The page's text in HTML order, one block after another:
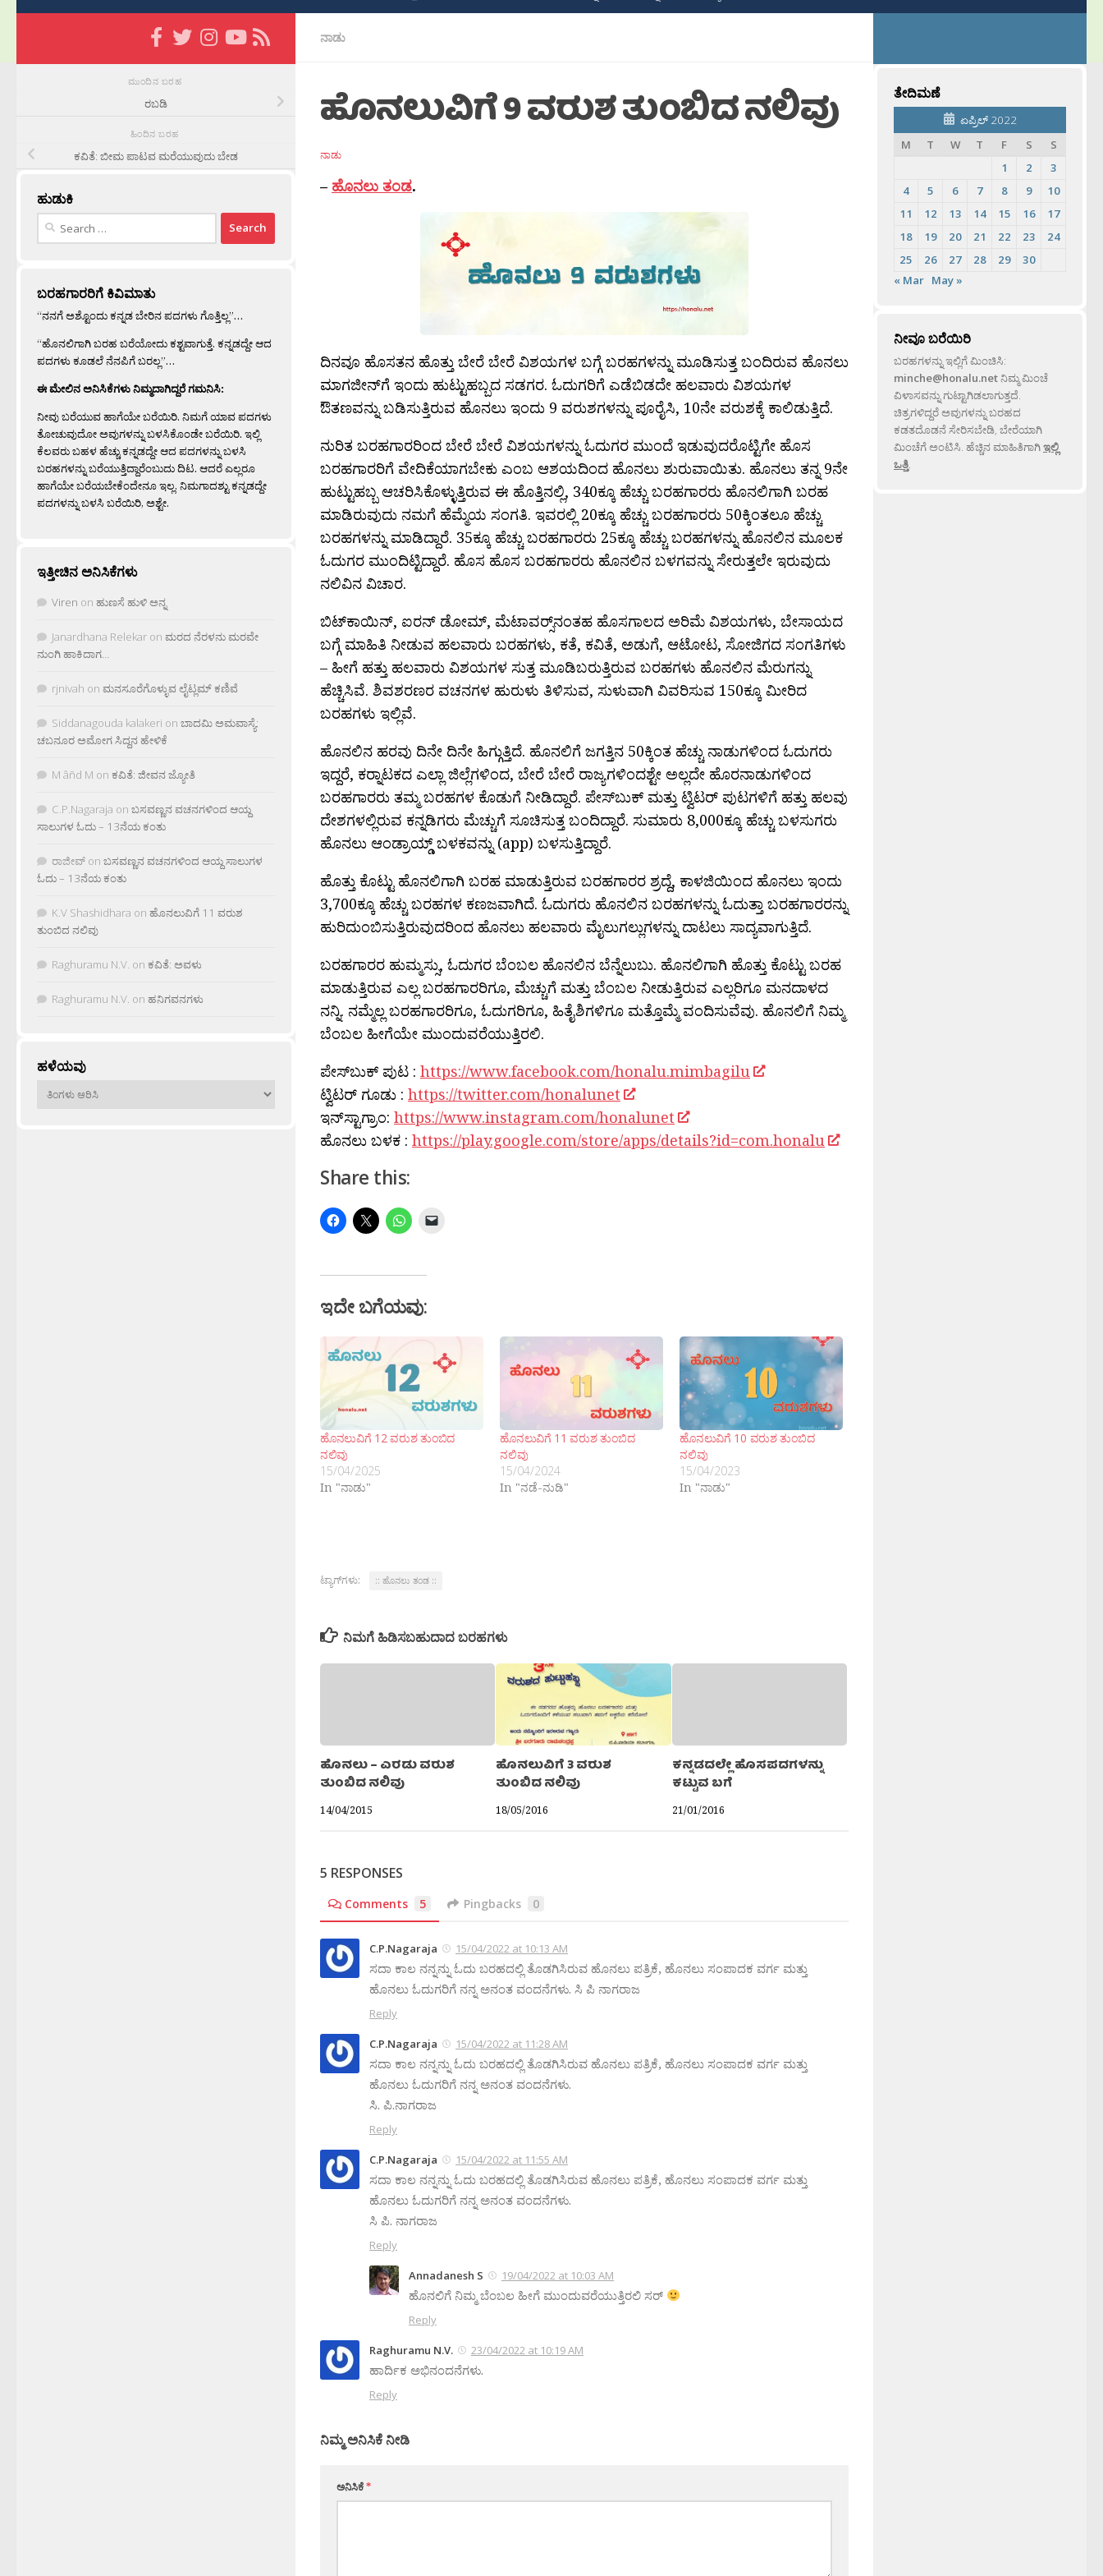
ನಾಡು
ಹೊನಲುವಿಗೆ 9 ವರುಶ ತುಂಬಿದ ನಲಿವು
ನಾಡು
– ಹೊನಲು ತಂಡ.
ದಿನವೂ ಹೊಸತನ ಹೊತ್ತು ಬೇರೆ ಬೇರೆ ವಿಶಯಗಳ ಬಗ್ಗೆ ಬರಹಗಳನ್ನು ಮೂಡಿಸುತ್ತ ಬಂದಿರುವ ಹೊನಲು
ಮಾಗಜೀನ್‌ಗೆ ಇಂದು ಹುಟ್ಟುಹಬ್ಬದ ಸಡಗರ. ಓದುಗರಿಗೆ ಎಡೆಬಿಡದೇ ಹಲವಾರು ವಿಶಯಗಳ
ಔತಣವನ್ನು ಬಡಿಸುತ್ತಿರುವ ಹೊನಲು ಇಂದು 9 ವರುಶಗಳನ್ನು ಪೂರೈಸಿ, 10ನೇ ವರುಶಕ್ಕೆ ಕಾಲಿಡುತ್ತಿದೆ.
ನುರಿತ ಬರಹಗಾರರಿಂದ ಬೇರೆ ಬೇರೆ ವಿಶಯಗಳನ್ನು ಓದುಗರ ಮುಂದೆ ಇಡುವುದರೊಟ್ಟಿಗೇ ಹೊಸ
ಬರಹಗಾರರಿಗೆ ವೇದಿಕೆಯಾಗಬೇಕು ಎಂಬ ಆಶಯದಿಂದ ಹೊನಲು ಶುರುವಾಯಿತು. ಹೊನಲು ತನ್ನ 9ನೇ
ಹುಟ್ಟುಹಬ್ಬ ಆಚರಿಸಿಕೊಳ್ಳುತ್ತಿರುವ ಈ ಹೊತ್ತಿನಲ್ಲಿ, 340ಕ್ಕೂ ಹೆಚ್ಚು ಬರಹಗಾರರು ಹೊನಲಿಗಾಗಿ ಬರಹ
ಮಾಡಿರುವುದು ನಮಗೆ ಹೆಮ್ಮೆಯ ಸಂಗತಿ. ಇವರಲ್ಲಿ 20ಕ್ಕೂ ಹೆಚ್ಚು ಬರಹಗಾರರು 50ಕ್ಕಿಂತಲೂ ಹೆಚ್ಚು
ಬರಹಗಳನ್ನು ಮಾಡಿದ್ದಾರೆ. 35ಕ್ಕೂ ಹೆಚ್ಚು ಬರಹಗಾರರು 25ಕ್ಕೂ ಹೆಚ್ಚು ಬರಹಗಳನ್ನು ಹೊನಲಿನ ಮೂಲಕ
ಓದುಗರ ಮುಂದಿಟ್ಟಿದ್ದಾರೆ. ಹೊಸ ಹೊಸ ಬರಹಗಾರರು ಹೊನಲಿನ ಬಳಗವನ್ನು ಸೇರುತ್ತಲೇ ಇರುವುದು
ನಲಿವಿನ ವಿಚಾರ.
ಬಿಟ್‌ಕಾಯಿನ್‌, ಐರನ್ ಡೋಮ್, ಮೆಟಾವರ್‍ಸ್‌ನಂತಹ ಹೊಸಗಾಲದ ಅರಿಮೆ ವಿಶಯಗಳು, ಬೇಸಾಯದ
ಬಗ್ಗೆ ಮಾಹಿತಿ ನೀಡುವ ಹಲವಾರು ಬರಹಗಳು, ಕತೆ, ಕವಿತೆ, ಅಡುಗೆ, ಆಟೋಟ, ಸೋಜಿಗದ ಸಂಗತಿಗಳು
– ಹೀಗೆ ಹತ್ತು ಹಲವಾರು ವಿಶಯಗಳ ಸುತ್ತ ಮೂಡಿಬರುತ್ತಿರುವ ಬರಹಗಳು ಹೊನಲಿನ ಮೆರುಗನ್ನು
ಹೆಚ್ಚಿಸಿವೆ. ಶಿವಶರಣರ ವಚನಗಳ ಹುರುಳು ತಿಳಿಸುವ, ಸುಳುವಾಗಿ ವಿವರಿಸುವ 150ಕ್ಕೂ ಮೀರಿದ
ಬರಹಗಳು ಇಲ್ಲಿವೆ.
ಹೊನಲಿನ ಹರವು ದಿನೇ ದಿನೇ ಹಿಗ್ಗುತ್ತಿದೆ. ಹೊನಲಿಗೆ ಜಗತ್ತಿನ 50ಕ್ಕಿಂತ ಹೆಚ್ಚು ನಾಡುಗಳಿಂದ ಓದುಗರು
ಇದ್ದರೆ, ಕರ್‍ನಾಟಕದ ಎಲ್ಲಾ ಜಿಲ್ಲೆಗಳಿಂದ, ಬೇರೆ ಬೇರೆ ರಾಜ್ಯಗಳಿಂದಶ್ಟೇ ಅಲ್ಲದೇ ಹೊರನಾಡುಗಳಿಂದ
ಬರಹಗಾರರು ತಮ್ಮ ಬರಹಗಳ ಕೊಡುಗೆ ನೀಡಿದ್ದಾರೆ. ಪೇಸ್‌ಬುಕ್ ಮತ್ತು ಟ್ವಿಟರ್‌ ಪುಟಗಳಿಗೆ ಹತ್ತು ಹಲವು
ದೇಶಗಳಲ್ಲಿರುವ ಕನ್ನಡಿಗರು ಮೆಚ್ಚುಗೆ ಸೂಚಿಸುತ್ತ ಬಂದಿದ್ದಾರೆ. ಸುಮಾರು 8,000ಕ್ಕೂ ಹೆಚ್ಚು ಬಳಸುಗರು
ಹೊನಲು ಆಂಡ್ರಾಯ್ಡ್ ಬಳಕವನ್ನು (app) ಬಳಸುತ್ತಿದ್ದಾರೆ.
ಹೊತ್ತು ಕೊಟ್ಟು ಹೊನಲಿಗಾಗಿ ಬರಹ ಮಾಡುತ್ತಿರುವ ಬರಹಗಾರರ ಶ್ರದ್ದೆ, ಕಾಳಜಿಯಿಂದ ಹೊನಲು ಇಂದು
3,700ಕ್ಕೂ ಹೆಚ್ಚು ಬರಹಗಳ ಕಣಜವಾಗಿದೆ. ಓದುಗರು ಹೊನಲಿನ ಬರಹಗಳನ್ನು ಓದುತ್ತಾ ಬರಹಗಾರರನ್ನು
ಹುರಿದುಂಬಿಸುತ್ತಿರುವುದರಿಂದ ಹೊನಲು ಹಲವಾರು ಮೈಲುಗಲ್ಲುಗಳನ್ನು ದಾಟಲು ಸಾದ್ಯವಾಗುತ್ತಿದೆ.
ಬರಹಗಾರರ ಹುಮ್ಮಸ್ಸು, ಓದುಗರ ಬೆಂಬಲ ಹೊನಲಿನ ಬೆನ್ನೆಲುಬು. ಹೊನಲಿಗಾಗಿ ಹೊತ್ತು ಕೊಟ್ಟು ಬರಹ
ಮಾಡುತ್ತಿರುವ ಎಲ್ಲ ಬರಹಗಾರರಿಗೂ, ಮೆಚ್ಚುಗೆ ಮತ್ತು ಬೆಂಬಲ ನೀಡುತ್ತಿರುವ ಎಲ್ಲರಿಗೂ ಮನದಾಳದ
ನನ್ನಿ. ನಮ್ಮೆಲ್ಲ ಬರಹಗಾರರಿಗೂ, ಓದುಗರಿಗೂ, ಹಿತೈಶಿಗಳಿಗೂ ಮತ್ತೊಮ್ಮೆ ವಂದಿಸುವೆವು. ಹೊನಲಿಗೆ ನಿಮ್ಮ
ಬೆಂಬಲ ಹೀಗೆಯೇ ಮುಂದುವರೆಯುತ್ತಿರಲಿ.
ಪೇಸ್‌ಬುಕ್‌ ಪುಟ : https://www.facebook.com/honalu.mimbagilu
ಟ್ವಿಟರ್ ಗೂಡು : https://twitter.com/honalunet
ಇನ್‌ಸ್ಟಾಗ್ರಾಂ: https://www.instagram.com/honalunet
ಹೊನಲು ಬಳಕ : https://play.google.com/store/apps/details?id=com.honalu
Share this:
ಇದೇ ಬಗೆಯವು:
ಹೊನಲುವಿಗೆ 12 ವರುಶ ತುಂಬಿದ
ನಲಿವು
15/04/2025
In "ನಾಡು"
ಹೊನಲುವಿಗೆ 11 ವರುಶ ತುಂಬಿದ
ನಲಿವು
15/04/2024
In "ನಡೆ-ನುಡಿ"
ಹೊನಲುವಿಗೆ 10 ವರುಶ ತುಂಬಿದ
ನಲಿವು
15/04/2023
In "ನಾಡು"
ಟ್ಯಾಗ್‌ಗಳು: :: ಹೊನಲು ತಂಡ ::
ನಿಮಗೆ ಹಿಡಿಸಬಹುದಾದ ಬರಹಗಳು
ಹೊನಲು – ಎರಡು ವರುಶ
ತುಂಬಿದ ನಲಿವು
14/04/2015
ಹೊನಲುವಿಗೆ 3 ವರುಶ
ತುಂಬಿದ ನಲಿವು
18/05/2016
ಕನ್ನಡದಲ್ಲೇ ಹೊಸಪದಗಳನ್ನು
ಕಟ್ಟುವ ಬಗೆ
21/01/2016
5 RESPONSES
Comments 5 Pingbacks 0
C.P.Nagaraja 15/04/2022 at 10:13 AM
ಸದಾ ಕಾಲ ನನ್ನನ್ನು ಓದು ಬರಹದಲ್ಲಿ ತೊಡಗಿಸಿರುವ ಹೊನಲು ಪತ್ರಿಕೆ, ಹೊನಲು ಸಂಪಾದಕ ವರ್ಗ ಮತ್ತು
ಹೊನಲು ಓದುಗರಿಗೆ ನನ್ನ ಅನಂತ ವಂದನೆಗಳು. ಸಿ ಪಿ ನಾಗರಾಜ
Reply
C.P.Nagaraja 15/04/2022 at 11:28 AM
ಸದಾ ಕಾಲ ನನ್ನನ್ನು ಓದು ಬರಹದಲ್ಲಿ ತೊಡಗಿಸಿರುವ ಹೊನಲು ಪತ್ರಿಕೆ, ಹೊನಲು ಸಂಪಾದಕ ವರ್ಗ ಮತ್ತು
ಹೊನಲು ಓದುಗರಿಗೆ ನನ್ನ ಅನಂತ ವಂದನೆಗಳು.
ಸಿ. ಪಿ.ನಾಗರಾಜ
Reply
C.P.Nagaraja 15/04/2022 at 11:55 AM
ಸದಾ ಕಾಲ ನನ್ನನ್ನು ಓದು ಬರಹದಲ್ಲಿ ತೊಡಗಿಸಿರುವ ಹೊನಲು ಪತ್ರಿಕೆ, ಹೊನಲು ಸಂಪಾದಕ ವರ್ಗ ಮತ್ತು
ಹೊನಲು ಓದುಗರಿಗೆ ನನ್ನ ಅನಂತ ವಂದನೆಗಳು.
ಸಿ ಪಿ. ನಾಗರಾಜ
Reply
Annadanesh S 19/04/2022 at 10:03 AM
ಹೊನಲಿಗೆ ನಿಮ್ಮ ಬೆಂಬಲ ಹೀಗೆ ಮುಂದುವರೆಯುತ್ತಿರಲಿ ಸರ್
Reply
Raghuramu N.V. 23/04/2022 at 10:19 AM
ಹಾರ್ದಿಕ ಅಭಿನಂದನೆಗಳು.
Reply
ನಿಮ್ಮ ಅನಿಸಿಕೆ ನೀಡಿ
ಅನಿಸಿಕೆ*
ಮುಂದಿನ ಬರಹ
ರಬಡಿ
ಹಿಂದಿನ ಬರಹ
ಕವಿತೆ: ಬೀಮ ಪಾಟವ ಮರೆಯುವುದು ಬೇಡ
ಹುಡುಕಿ
Search
ಬರಹಗಾರರಿಗೆ ಕಿವಿಮಾತು
“ನನಗೆ ಅಶ್ಟೊಂದು ಕನ್ನಡ ಬೇರಿನ ಪದಗಳು ಗೊತ್ತಿಲ್ಲ”…
“ಹೊನಲಿಗಾಗಿ ಬರಹ ಬರೆಯೋದು ಕಶ್ಟವಾಗುತ್ತೆ. ಕನ್ನಡದ್ದೇ ಆದ
ಪದಗಳು ಕೂಡಲೆ ನೆನಪಿಗೆ ಬರಲ್ಲ”…
ಈ ಮೇಲಿನ ಅನಿಸಿಕೆಗಳು ನಿಮ್ಮದಾಗಿದ್ದರೆ ಗಮನಿಸಿ:
ನೀವು ಬರೆಯುವ ಹಾಗೆಯೇ ಬರೆಯಿರಿ. ನಿಮಗೆ ಯಾವ ಪದಗಳು
ತೋಚುವುದೋ ಅವುಗಳನ್ನು ಬಳಸಿಕೊಂಡೇ ಬರೆಯಿರಿ. ಇಲ್ಲಿ
ಕೆಲವರು ಬಹಳ ಹೆಚ್ಚು ಕನ್ನಡದ್ದೇ ಆದ ಪದಗಳನ್ನು ಬಳಸಿ
ಬರಹಗಳನ್ನು ಬರೆಯುತ್ತಿದ್ದಾರೆಂಬುದು ದಿಟ. ಆದರೆ ಎಲ್ಲರೂ
ಹಾಗೆಯೇ ಬರೆಯಬೇಕೆಂದೇನೂ ಇಲ್ಲ. ನಿಮಗಾದಶ್ಟು ಕನ್ನಡದ್ದೇ
ಪದಗಳನ್ನು ಬಳಸಿ ಬರೆಯಿರಿ, ಅಶ್ಟೇ.
ಇತ್ತೀಚಿನ ಅನಿಸಿಕೆಗಳು
Viren on ಹುಣಸೆ ಹುಳಿ ಅನ್ನ
Janardhana Relekar on ಮರದ ನೆರಳನು ಮರವೇ
ನುಂಗಿ ಹಾಕಿದಾಗ…
rjnivah on ಮನಸೂರೆಗೊಳ್ಳುವ ಲೈಟ್ಲಮ್ ಕಣಿವೆ
Siddanagouda kalakeri on ಬಾದಮಿ ಅಮವಾಸ್ಯೆ:
ಚಬನೂರ ಅಮೋಗ ಸಿದ್ದನ ಹೇಳಿಕೆ
M âñd M on ಕವಿತೆ: ಜೀವನ ಜ್ಯೋತಿ
C.P.Nagaraja on ಬಸವಣ್ಣನ ವಚನಗಳಿಂದ ಆಯ್ದ
ಸಾಲುಗಳ ಓದು – 13ನೆಯ ಕಂತು
ರಾಜೀವ್ on ಬಸವಣ್ಣನ ವಚನಗಳಿಂದ ಆಯ್ದ ಸಾಲುಗಳ
ಓದು – 13ನೆಯ ಕಂತು
K.V Shashidhara on ಹೊನಲುವಿಗೆ 11 ವರುಶ
ತುಂಬಿದ ನಲಿವು
Raghuramu N.V. on ಕವಿತೆ: ಅವಳು
Raghuramu N.V. on ಹನಿಗವನಗಳು
ಹಳೆಯವು
ಹಳೆಯವು
ತೇದಿಮಣೆ
ಏಪ್ರಿಲ್ 2022
M
T W T F S
S
1
2
3
4
5 6 7 8 9
10
11
12 13 14 15 16
17
18
19 20 21 22 23
24
25
26 27 28 29
30
« Mar May »
ನೀವೂ ಬರೆಯಿರಿ
ಬರಹಗಳನ್ನು ಇಲ್ಲಿಗೆ ಮಿಂಚಿಸಿ:
minche@honalu.netನಿಮ್ಮ ಮಿಂಚೆ
ವಿಳಾಸವನ್ನು ಗುಟ್ಟಾಗಿಡಲಾಗುತ್ತದೆ.
ಚಿತ್ರಗಳಿದ್ದರೆ ಅವುಗಳನ್ನು ಬರಹದ
ಕಡತದೊಡನೆ ಸೇರಿಸಬೇಡಿ, ಬೇರೆಯಾಗಿ
ಮಿಂಚೆಗೆ ಅಂಟಿಸಿ. ಹೆಚ್ಚಿನ ಮಾಹಿತಿಗಾಗಿಇಲ್ಲಿ
ಒತ್ತಿ.